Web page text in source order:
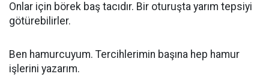
Onlar için börek baş tacıdır. Bir oturuşta yarım tepsiyi
götürebilirler.
Ben hamurcuyum. Tercihlerimin başına hep hamur
işlerini yazarım.